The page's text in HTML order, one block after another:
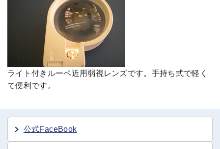
ライト付きルーペ近用弱視レンズです。手持ち式で軽く
て便利です。
公式FaceBook